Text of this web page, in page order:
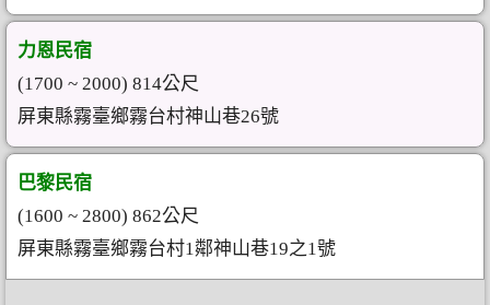
力恩民宿
(1700 ~ 2000) 814公尺
屏東縣霧臺鄉霧台村神山巷26號
巴黎民宿
(1600 ~ 2800) 862公尺
屏東縣霧臺鄉霧台村1鄰神山巷19之1號